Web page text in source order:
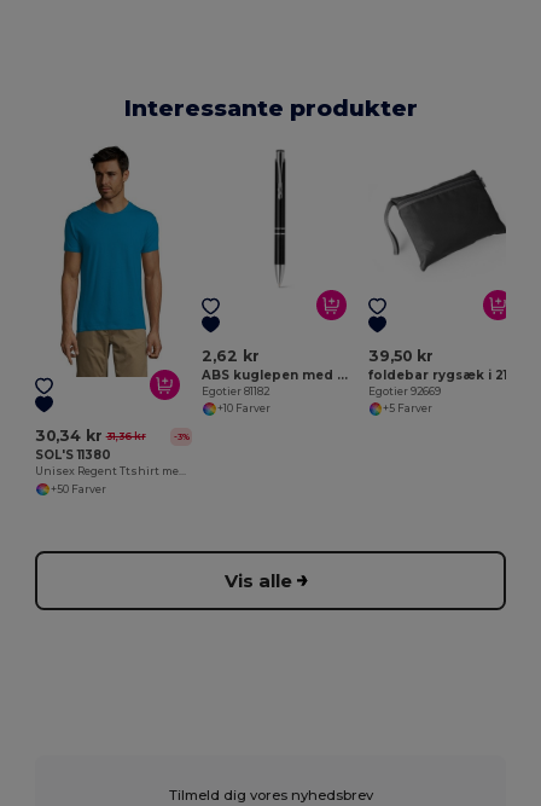
Interessante produkter
30,34 kr 31,36 kr -3%
SOL'S 11380
Unisex Regent Ttshirt med rund hals
+50 Farver
2,62 kr
ABS kuglepen med metalclips
Egotier 81182
+10 Farver
39,50 kr
Egotier 92669
+5 Farver
Vis alle
Tilmeld dig vores nyhedsbrev